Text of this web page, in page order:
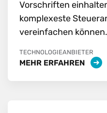
Vorschriften
komplexeste
vereinfachen können.
TECHNOLOGIEANBIETER
MEHR ERFAHREN